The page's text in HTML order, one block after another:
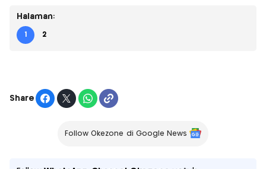
Halaman:
1 2
Share
Follow Okezone di Google News